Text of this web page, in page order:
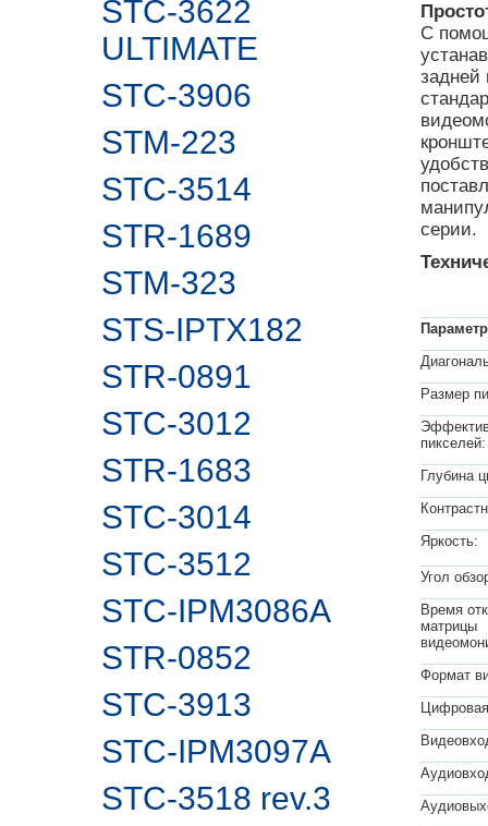
STC-3622
ULTIMATE
STC-3906
STM-223
STC-3514
STR-1689
STM-323
STS-IPTX182
STR-0891
STC-3012
STR-1683
STC-3014
STC-3512
STC-IPM3086A
STR-0852
STC-3913
STC-IPM3097A
STC-3518 rev.3
С
задней
серии.
Размер
пикселей:
Глубина
Яркость:
Угол
Время
матрицы
Формат